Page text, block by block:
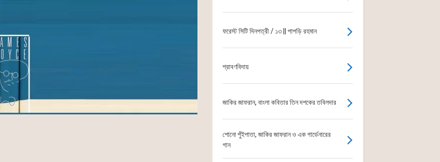
ফরেস্ট সিটি দিনপত্রী / ১৩ || পাপড়ি রহমান
শ্রাবণবিদায়
জাকির জাফরান, বাংলা কবিতার তিন দশকের তবিলদার
শোনো পুঁইপাতা, জাকির জাফরান ও এক গার্ডেনারের
গান